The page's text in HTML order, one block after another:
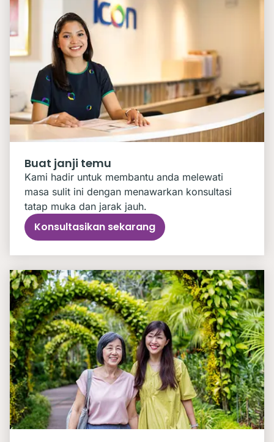
Buat janji temu
Kami hadir untuk membantu anda melewati
masa sulit ini dengan menawarkan konsultasi
tatap muka dan jarak jauh.
Konsultasikan sekarang